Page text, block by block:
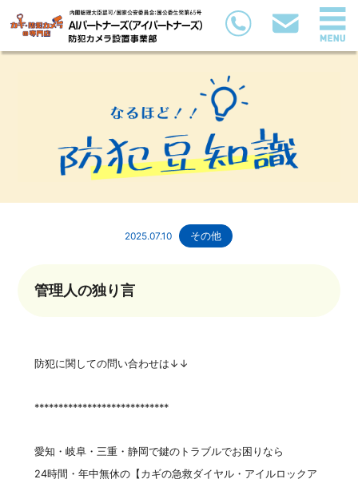
2025.07.10 その他
管理人の独り言
防犯に関しての問い合わせは↓↓
****************************
愛知・岐阜・三重・静岡で鍵のトラブルでお困りなら
24時間・年中無休の【カギの急救ダイヤル・アイルロックア